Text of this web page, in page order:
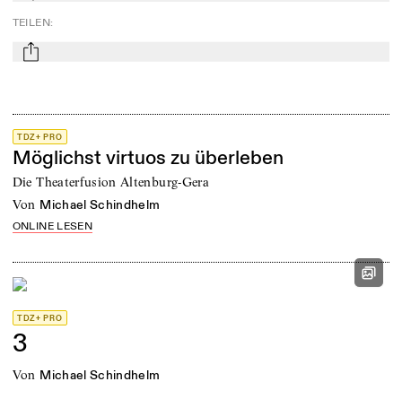
TEILEN:
mail
TDZ+ PRO
Möglichst virtuos zu überleben
Die Theaterfusion Altenburg-Gera
von Michael Schindhelm
ONLINE LESEN
TDZ+ PRO
3
von Michael Schindhelm